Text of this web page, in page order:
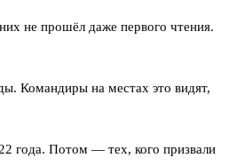
не прошёл даже первого чтения.
Командиры на местах это видят,
года. Потом — тех, кого призвали